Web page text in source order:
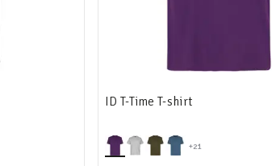
+21
ID T-Time T-shirt